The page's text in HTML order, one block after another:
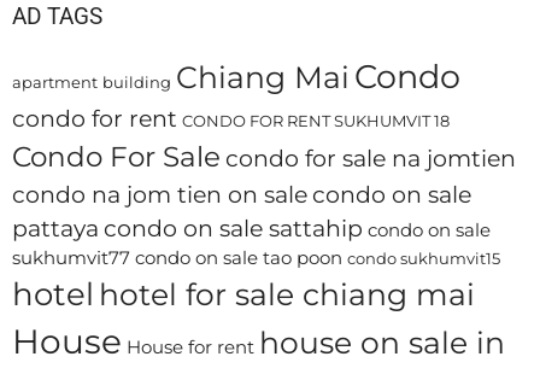
AD TAGS
apartment building Chiang Mai Condo
condo for rent CONDO FOR RENT SUKHUMVIT 18
Condo For Sale condo for sale na jomtien
condo na jom tien on sale condo on sale
pattaya condo on sale sattahip condo on sale
sukhumvit77 condo on sale tao poon condo sukhumvit15
hotel hotel for sale chiang mai
House House for rent house on sale in